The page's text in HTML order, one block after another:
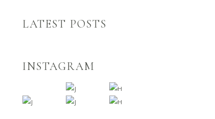
LATEST POSTS
INSTAGRAM